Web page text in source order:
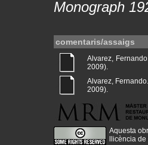
Monograph
comentaris/assaigs
Alvarez,
2009).
Alvarez,
2009).
Aquesta
llicència